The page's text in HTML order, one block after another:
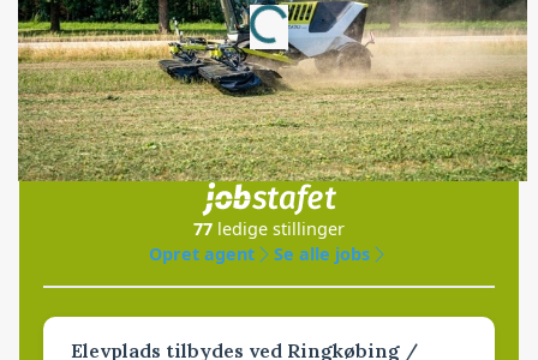
Loading...
Jobs
i samarbejde med
77 ledige stillinger
Opret agent
Se alle jobs
Elevplads tilbydes ved Ringkøbing /